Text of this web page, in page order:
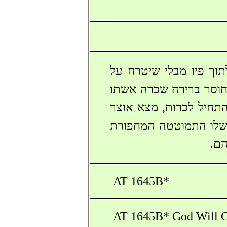
פיו מבלי שיטרח על
ברירה שכרה אשתו
לכרות, מצא אוצר
התמוטטה המחפורת
AT 1645B*
AT 1645B* God Will